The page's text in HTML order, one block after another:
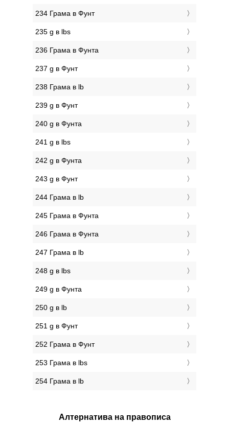
234 Грама в Фунт
235 g в lbs
236 Грама в Фунтa
237 g в Фунт
238 Грама в lb
239 g в Фунт
240 g в Фунтa
241 g в lbs
242 g в Фунтa
243 g в Фунт
244 Грама в lb
245 Грама в Фунтa
246 Грама в Фунтa
247 Грама в lb
248 g в lbs
249 g в Фунтa
250 g в lb
251 g в Фунт
252 Грама в Фунт
253 Грама в lbs
254 Грама в lb
Алтернатива на правописа